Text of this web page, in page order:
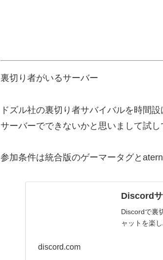
裏切り者がいるサーバー
ドズル社の裏切り者サバイバルを時間
サーバーでできないかと思いまして試
参加条件は統合版のゲーマータグと
Discordサ
Discordで裏
ャットを楽
discord.com